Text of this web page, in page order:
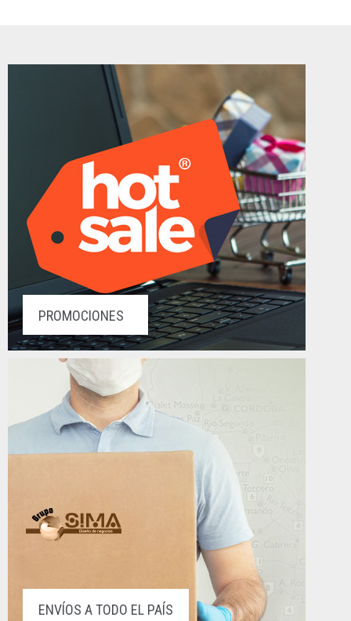
PROMOCIONES
ENVÍOS A TODO EL PAÍS